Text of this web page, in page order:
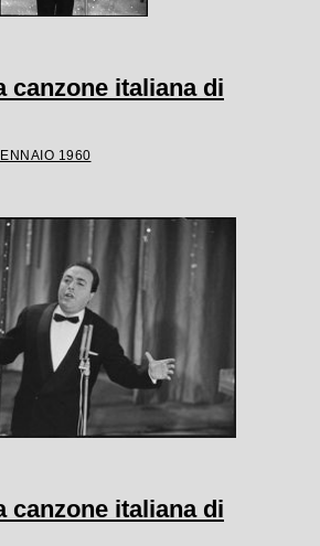
canzone italiana di
1960
canzone italiana di